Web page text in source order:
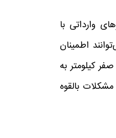
وارداتی با
اطمینان
کیلومتر به
بالقوه